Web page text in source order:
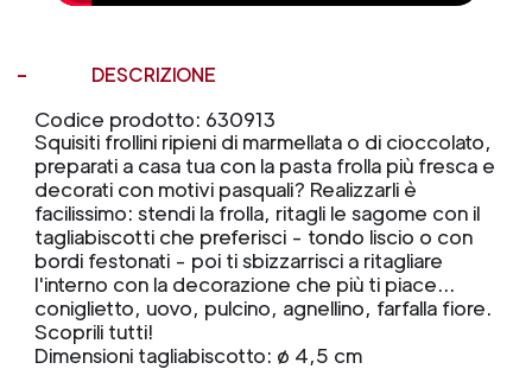
DESCRIZIONE
Codice prodotto: 630913
Squisiti frollini ripieni di marmellata o di cioccolato,
preparati a casa tua con la pasta frolla più fresca e
decorati con motivi pasquali? Realizzarli è
facilissimo: stendi la frolla, ritagli le sagome con il
tagliabiscotti che preferisci - tondo liscio o con
bordi festonati - poi ti sbizzarrisci a ritagliare
l'interno con la decorazione che più ti piace…
coniglietto, uovo, pulcino, agnellino, farfalla fiore.
Scoprili tutti!
Dimensioni tagliabiscotto: ø 4,5 cm